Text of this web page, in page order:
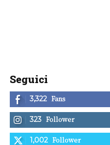
Seguici
3,322 Fans
323 Follower
1,002 Follower